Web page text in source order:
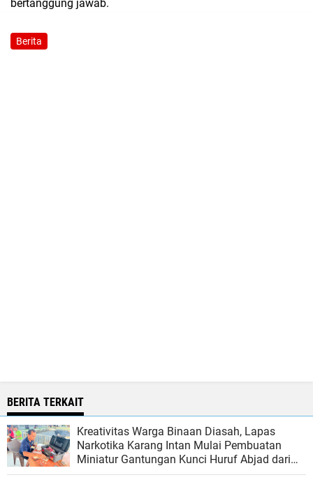
bertanggung jawab.
Berita
BERITA TERKAIT
Kreativitas Warga Binaan Diasah, Lapas
Narkotika Karang Intan Mulai Pembuatan
Miniatur Gantungan Kunci Huruf Abjad dari
Bambu